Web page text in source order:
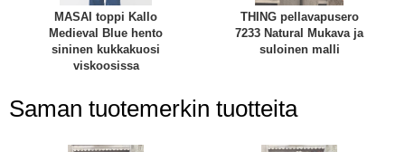
MASAI toppi Kallo
Medieval Blue hento
sininen kukkakuosi
viskoosissa
THING pellavapusero
7233 Natural Mukava ja
suloinen malli
Saman tuotemerkin tuotteita